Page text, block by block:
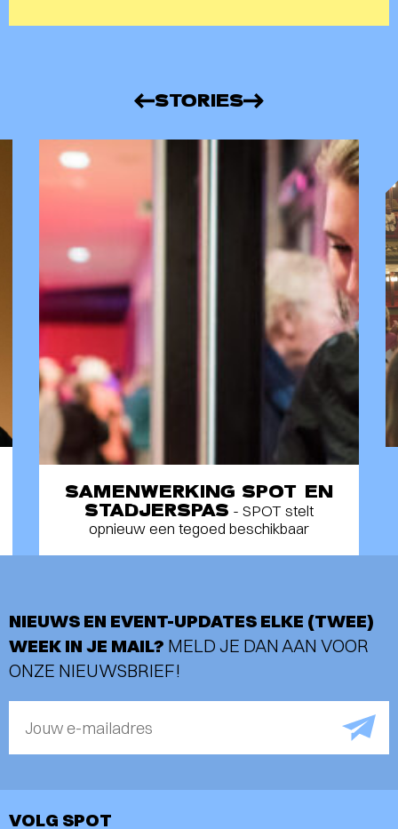
STORIES
SAMENWERKING SPOT EN
STADJERSPAS - SPOT stelt
opnieuw een tegoed beschikbaar
NIEUWS EN EVENT-UPDATES ELKE (TWEE)
WEEK IN JE MAIL? MELD JE DAN AAN VOOR
ONZE NIEUWSBRIEF!
Jouw e-mailadres
VOLG SPOT